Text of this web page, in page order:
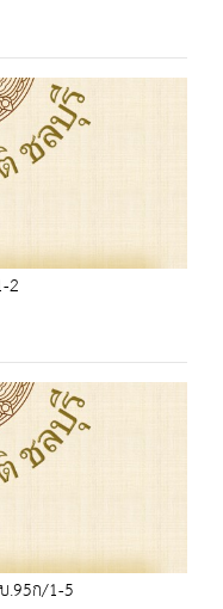
2
.95ก/1-5